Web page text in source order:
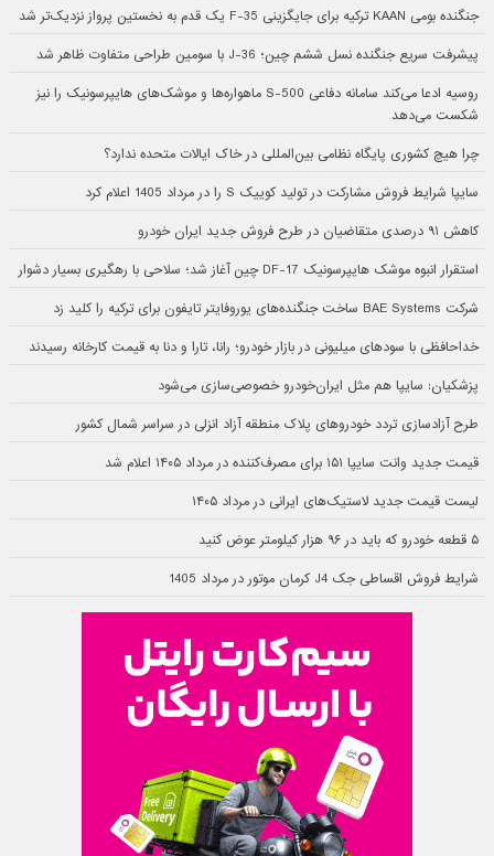
جنگنده بومی KAAN ترکیه برای جایگزینی F-35 یک قدم به نخستین پرواز نزدیک‌تر شد
پیشرفت سریع جنگنده نسل ششم چین؛ J-36 با سومین طراحی متفاوت ظاهر شد
روسیه ادعا می‌کند سامانه دفاعی S-500 ماهواره‌ها و موشک‌های هایپرسونیک را نیز
شکست می‌دهد
چرا هیچ کشوری پایگاه نظامی بین‌المللی در خاک ایالات متحده ندارد؟
سایپا شرایط فروش مشارکت در تولید کوییک S را در مرداد 1405 اعلام کرد
کاهش ۹۱ درصدی متقاضیان در طرح فروش جدید ایران خودرو
استقرار انبوه موشک هایپرسونیک DF-17 چین آغاز شد؛ سلاحی با رهگیری بسیار دشوار
شرکت BAE Systems ساخت جنگنده‌های یوروفایتر تایفون برای ترکیه را کلید زد
خداحافظی با سودهای میلیونی در بازار خودرو؛ رانا، تارا و دنا به قیمت کارخانه رسیدند
پزشکیان: سایپا هم مثل ایران‌خودرو خصوصی‌سازی می‌شود
طرح آزادسازی تردد خودروهای پلاک منطقه آزاد انزلی در سراسر شمال کشور
قیمت جدید وانت سایپا ۱۵۱ برای مصرف‌کننده در مرداد ۱۴۰۵ اعلام شد
لیست قیمت جدید لاستیک‌های ایرانی در مرداد ۱۴۰۵
۵ قطعه خودرو که باید در ۹۶ هزار کیلومتر عوض کنید
شرایط فروش اقساطی جک J4 کرمان موتور در مرداد 1405